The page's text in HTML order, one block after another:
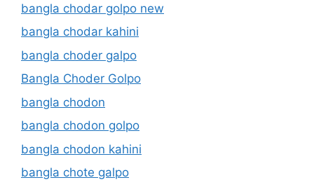
bangla chodar golpo new
bangla chodar kahini
bangla choder galpo
Bangla Choder Golpo
bangla chodon
bangla chodon golpo
bangla chodon kahini
bangla chote galpo